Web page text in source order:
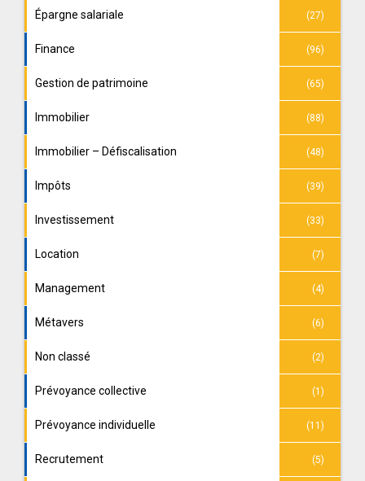
Épargne salariale (27)
Finance (96)
Gestion de patrimoine (65)
Immobilier (88)
Immobilier – Défiscalisation (48)
Impôts (39)
Investissement (33)
Location (7)
Management (4)
Métavers (6)
Non classé (2)
Prévoyance collective (1)
Prévoyance individuelle (11)
Recrutement (5)